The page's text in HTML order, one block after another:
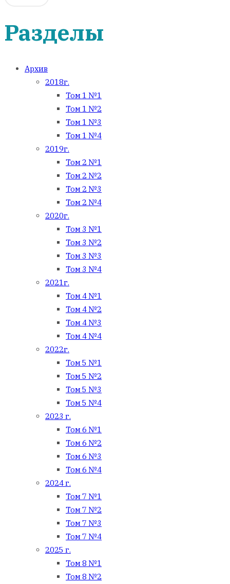
Разделы
Архив
2018г.
Том 1 №1
Том 1 №2
Том 1 №3
Том 1 №4
2019г.
Том 2 №1
Том 2 №2
Том 2 №3
Том 2 №4
2020г.
Том 3 №1
Том 3 №2
Том 3 №3
Том 3 №4
2021г.
Том 4 №1
Том 4 №2
Том 4 №3
Том 4 №4
2022г.
Том 5 №1
Том 5 №2
Том 5 №3
Том 5 №4
2023 г.
Том 6 №1
Том 6 №2
Том 6 №3
Том 6 №4
2024 г.
Том 7 №1
Том 7 №2
Том 7 №3
Том 7 №4
2025 г.
Том 8 №1
Том 8 №2